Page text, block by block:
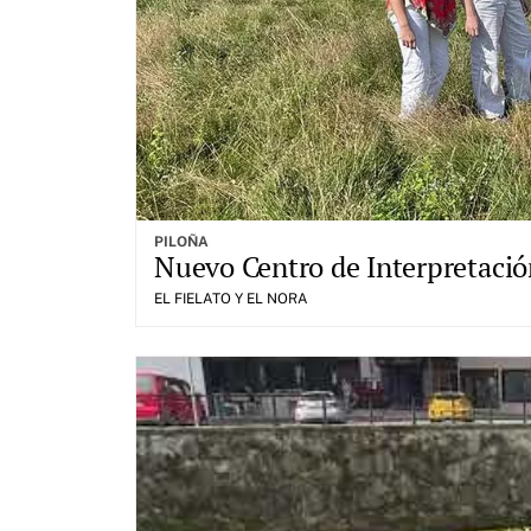
PILOÑA
Nuevo Centro de
EL FIELATO Y EL NORA